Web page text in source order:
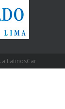
LatinosCar